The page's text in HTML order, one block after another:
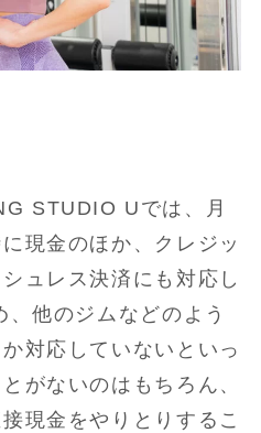
STUDIO Uでは、月
現金のほか、クレジッ
ュレス決済にも対応し
他のジムなどのよう
対応していないといっ
がないのはもちろん、
現金をやりとりするこ